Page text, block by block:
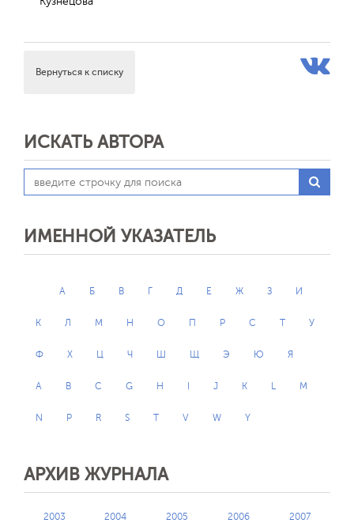
Вернуться к списку
ИСКАТЬ АВТОРА
ИМЕННОЙ УКАЗАТЕЛЬ
А Б В Г Д Е Ж З И
К Л М Н О П Р С Т У
Ф Х Ц Ч Ш Щ Э Ю Я
A B C G H J K L M
N P R S T V W Y
АРХИВ ЖУРНАЛА
2003 2004 2005 2006 2007